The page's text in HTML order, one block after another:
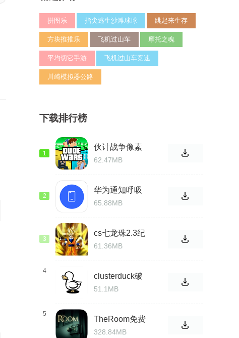
拼图乐 指尖逃生沙滩球球 跳起来生存
方块推推乐 飞机过山车 摩托之魂
平均切它手游 飞机过山车竞速
川崎模拟器公路
下载排行榜
1
伙计战争像素
沙盒射击V3.0
62.47MB
2
华为通知呼吸
灯免费版
65.88MB
3
cs七龙珠2.3纪
念版
61.36MB
4
clusterduck破
解版
51.1MB
5
TheRoom免费
版汉化版手游
328.84MB